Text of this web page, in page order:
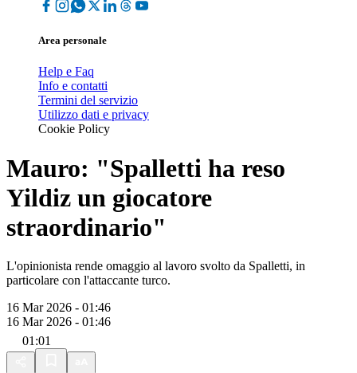
Area personale
Help e Faq
Info e contatti
Termini del servizio
Utilizzo dati e privacy
Cookie Policy
Mauro: "Spalletti ha reso
Yildiz un giocatore
straordinario"
L'opinionista rende omaggio al lavoro svolto da Spalletti, in
particolare con l'attaccante turco.
16 Mar 2026 - 01:46
16 Mar 2026 - 01:46
01:01